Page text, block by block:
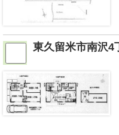
東久留米市南沢4